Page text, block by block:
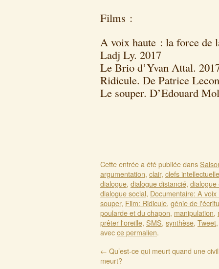
Films :
A voix haute : la force de
Ladj Ly. 2017
Le Brio d’Yvan Attal.
Ridicule. De Patrice
Le souper. D’Edouard
Cette entrée a été publiée dans
argumentation, clair, clefs
dialogue, dialogue distancié, dialogue
dialogue social, Documentaire: A voix
souper, Film: Ridicule, génie de
poularde et du chapon, manipulation,
prêter l'oreille, SMS, synthèse, Tweet
avecce permalien.
← Qu’est-ce qui meurt quand une
meurt?